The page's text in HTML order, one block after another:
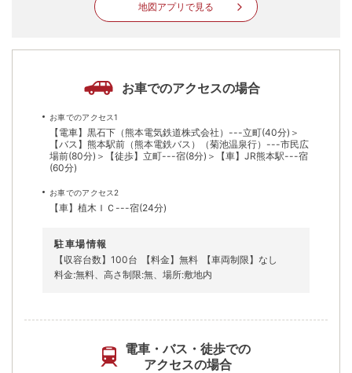
地図アプリで見る
お車でのアクセスの場合
お車でのアクセス1
【電車】黒石下（熊本電気鉄道株式会社）---立町(40分)＞
【バス】熊本駅前（熊本電鉄バス）（菊池温泉行）---市民広
場前(80分)＞【徒歩】立町---宿(8分)＞【車】JR熊本駅---宿
(60分)
お車でのアクセス2
【車】植木ＩＣ---宿(24分)
駐車場情報
【収容台数】100台
【料金】無料
【車両制限】なし
料金:無料、高さ制限:無、場所:敷地内
電車・バス・徒歩での
アクセスの場合